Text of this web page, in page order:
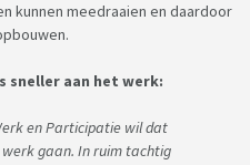
kunnen meedraaien en daardoor
sneller aan het werk:
en Participatie wil dat
gaan. In ruim tachtig